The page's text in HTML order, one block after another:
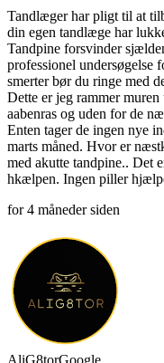
Tandlæger har pligt til at
din egen tandlæge har
Tandpine forsvinder
professionel undersøgelse
smerter bør du ringe med
Dette er jeg rammer
aabenras og uden for de
Enten tager de ingen nye
marts måned. Hvor er
med akutte tandpine.. Det
hkælpen. Ingen piller
for 4 måneder siden
AliG8torGoogle